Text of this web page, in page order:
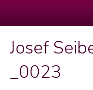
Josef
_0023